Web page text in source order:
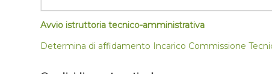
Avvio istruttoria tecnico-amministrativa
Determina di affidamento Incarico Commissione